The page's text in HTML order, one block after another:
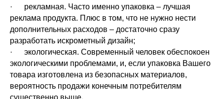
· рекламная. Часто именно упаковка – лучшая
реклама продукта. Плюс в том, что не нужно нести
дополнительных расходов – достаточно сразу
разработать искрометный дизайн;
· экологическая. Современный человек обеспокоен
экологическими проблемами, и, если упаковка Вашего
товара изготовлена из безопасных материалов,
вероятность продажи конечным потребителям
существенно выше.